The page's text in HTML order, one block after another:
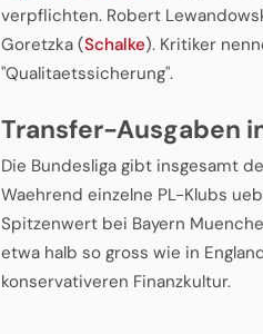
verpflichten. Robert
Goretzka (Schalke). Kritiker
"Qualitaetssicherung".
Transfer-Ausgaben
Die Bundesliga gibt insgesamt
Waehrend einzelne PL-Klubs
Spitzenwert bei Bayern
etwa halb so gross wie in
konservativeren Finanzkultur.